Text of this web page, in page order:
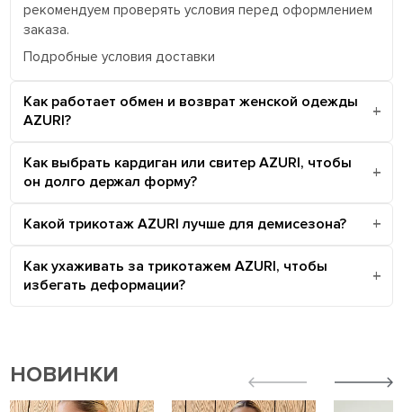
рекомендуем проверять условия перед оформлением
заказа.
Подробные условия доставки
Как работает обмен и возврат женской одежды
AZURI?
Как выбрать кардиган или свитер AZURI, чтобы
он долго держал форму?
Какой трикотаж AZURI лучше для демисезона?
Как ухаживать за трикотажем AZURI, чтобы
избегать деформации?
НОВИНКИ